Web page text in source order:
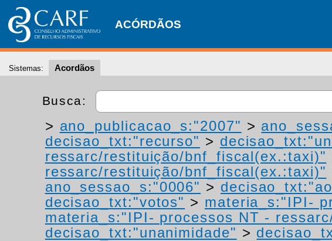
ACÓRDÃOS
Sistemas: Acordãos
Busca:
> ano_publicacao_s:"2007" >
decisao_txt:"recurso" >
ressarc/restituição/bnf_fiscal(ex.:taxi)"
ressarc/restituição/bnf_fiscal(ex.:taxi)"
ano_sessao_s:"0006" >
decisao_txt:"votos" > materia_s:"IPI-
materia_s:"IPI- processos NT -
decisao_txt:"unanimidade" >